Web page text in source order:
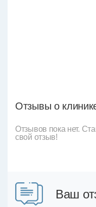
Отзывы о
Отзывов пока нет.
свой отзыв!
Ваш